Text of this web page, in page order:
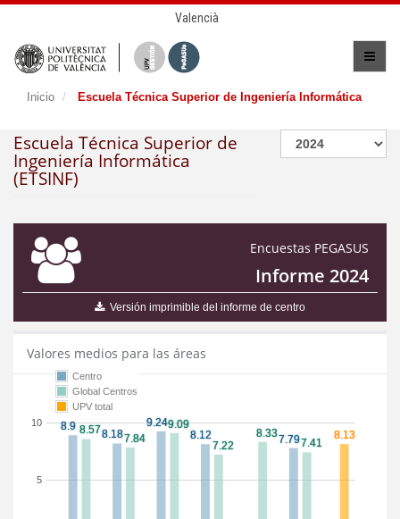
Valencià
Inicio Escuela Técnica Superior de Ingeniería Informática
Escuela Técnica Superior de
Ingeniería Informática
(ETSINF)
Encuestas PEGASUS
Informe 2024
Versión imprimible del informe de centro
Valores medios para las áreas
5
10
Centro
Global Centros
UPV total